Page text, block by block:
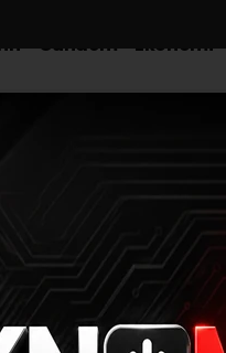
Gündem Ekonomi